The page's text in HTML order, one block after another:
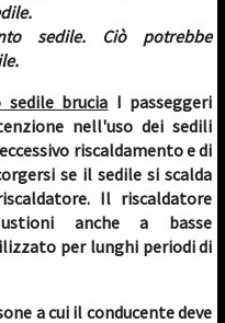
sedile. Ciò potrebbe
sedile brucia I passeggeri
nell'uso dei sedili
riscaldamento e di
se il sedile si scalda
Il riscaldatore
anche a basse
per lunghi periodi di
a cui il conducente deve